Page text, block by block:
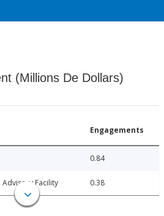
(Millions De Dollars)
Engagements
0.84
Facility 0.38